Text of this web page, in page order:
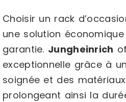
Choisir un rack
une solution
garantie. Jungheinrich
exceptionnelle grâce à
soignée et des
prolongeant ainsi la